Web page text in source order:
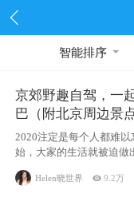
智能排序
京郊野趣自驾，一
巴（附北京周边景
略）
2020注定是每个人都难
始，大家的生活就被迫做
不例外。本来双双辞职是为
Helen晓世界 9.2万